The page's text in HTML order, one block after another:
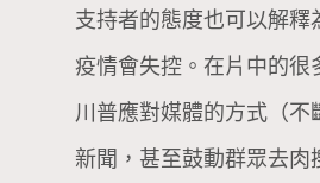
支持者的態度也可以解釋
疫情會失控。在片中的很
川普應對媒體的方式（不
新聞，甚至鼓動群眾去肉